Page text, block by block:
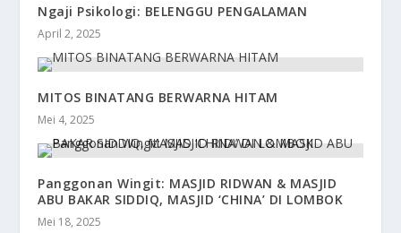
Ngaji Psikologi: BELENGGU PENGALAMAN
April 2, 2025
MITOS BINATANG BERWARNA HITAM
Mei 4, 2025
Panggonan Wingit: MASJID RIDWAN & MASJID
ABU BAKAR SIDDIQ, MASJID ‘CHINA’ DI LOMBOK
Mei 18, 2025